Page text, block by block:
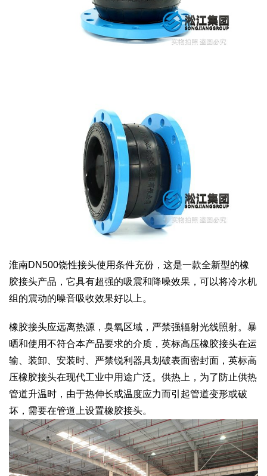
淮南DN500饶性接头使用条件充份，这是一款全新型的橡
胶接头产品，它具有超强的吸震和降噪效果，可以将冷水机
组的震动的噪音吸收效果好以上。
橡胶接头应远离热源，臭氧区域，严禁强辐射光线照射。暴
晒和使用不符合本产品要求的介质，英标高压橡胶接头在运
输、装卸、安装时、严禁锐利器具划破表面密封面，英标高
压橡胶接头在现代工业中用途广泛。供热上，为了防止供热
管道升温时，由于热伸长或温度应力而引起管道变形或破
坏，需要在管道上设置橡胶接头。